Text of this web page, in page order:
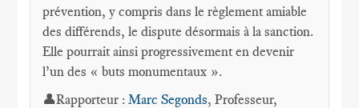
prévention, y compris dans le règlement amiable
des différends, le dispute désormais à la sanction.
Elle pourrait ainsi progressivement en devenir
l’un des « buts monumentaux ».
👤Rapporteur :Marc Segonds, Professeur,